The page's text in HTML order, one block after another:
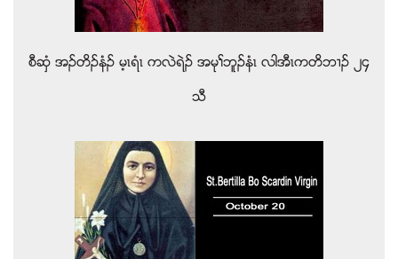
စီဆွံ အဥတိဥနံဥ မ့ၚရံၚ ကလဲရဲဥ အမုႈဘူဥနံၚ လါအီၚကတိဘ႕ဥ ၂၄
သီ